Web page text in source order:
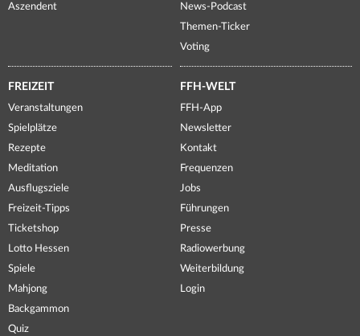
Aszendent
News-Podcast
Themen-Ticker
Voting
FREIZEIT
Veranstaltungen
Spielplätze
Rezepte
Meditation
Ausflugsziele
Freizeit-Tipps
Ticketshop
Lotto Hessen
Spiele
Mahjong
Backgammon
Quiz
FFH-WELT
FFH-App
Newsletter
Kontakt
Frequenzen
Jobs
Führungen
Presse
Radiowerbung
Weiterbildung
Login